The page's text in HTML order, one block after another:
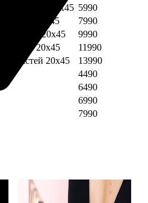
частей 20х45 5990
частей 20х45
7990
частей 20х45
9990
частей 20х45
11990
частей 20х45
13990
4490
6490
6990
7990